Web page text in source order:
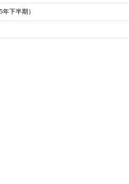
下半期）